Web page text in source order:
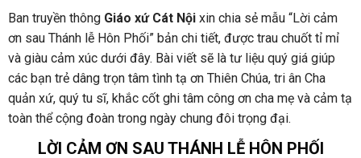
Ban truyền thông Giáo xứ Cát Nội xin chia sẻ mẫu “Lời cảm
ơn sau Thánh lễ Hôn Phối” bản chi tiết, được trau chuốt tỉ mỉ
và giàu cảm xúc dưới đây. Bài viết sẽ là tư liệu quý giá giúp
các bạn trẻ dâng trọn tâm tình tạ ơn Thiên Chúa, tri ân Cha
quản xứ, quý tu sĩ, khắc cốt ghi tâm công ơn cha mẹ và cảm tạ
toàn thể cộng đoàn trong ngày chung đôi trọng đại.
LỜI CẢM ƠN SAU THÁNH LỄ HÔN PHỐI